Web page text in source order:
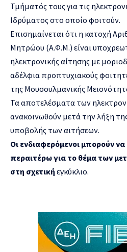
Τμήματός τους για τις
Ιδρύματος στο οποίο φοιτούν.
Επισημαίνεται ότι η κατοχή
Μητρώου (Α.Φ.Μ.) είναι
ηλεκτρονικής αίτησης με
αδέλφια προπτυχιακούς
της Μουσουλμανικής
Τα αποτελέσματα των
ανακοινωθούν μετά την λήξη
υποβολής των αιτήσεων.
Οι ενδιαφερόμενοι μπορούν
περαιτέρω για το θέμα των
στη σχετική εγκύκλιο.